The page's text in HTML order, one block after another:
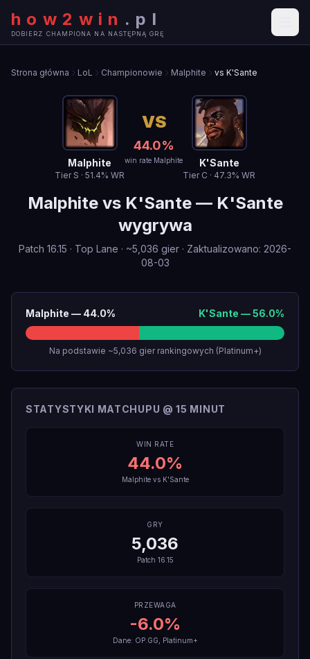
how2win . pl
DOBIERZ CHAMPIONA NA NASTĘPNĄ GRĘ
Strona główna LoL Championowie Malphite vs K'Sante
Malphite
Tier S · 51.4% WR
VS
44.0%
win rate Malphite K'Sante
Tier C · 47.3% WR
Malphitevs K'Sante— K'Sante
wygrywa
Patch 16.15 · Top Lane · ~5,036 gier · Zaktualizowano: 2026-
08-03
Malphite — 44.0% K'Sante —56.0%
Na podstawie ~5,036 gier rankingowych (Platinum+)
STATYSTYKI MATCHUPU @ 15 MINUT
WIN RATE
44.0%
Malphitevs K'Sante
GRY
5,036
Patch 16.15
PRZEWAGA
-6.0%
Dane: OP.GG, Platinum+